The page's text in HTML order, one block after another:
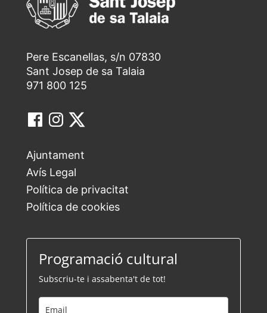
Pere Escanellas, s/n 07830
Sant Josep de sa Talaia
971 800 125
Ajuntament
Avís Legal
Política de privacitat
Política de cookies
Programació cultural
Subscriu-te i assabenta't de tot!